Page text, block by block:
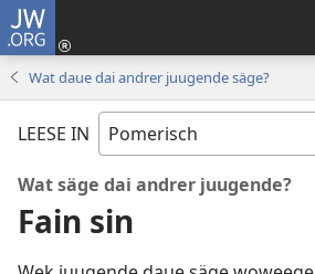
JW.ORG
Wat daue dai andrer juugende säge?
LEESE IN
Wat säge dai andrer juugende?
Fain sin